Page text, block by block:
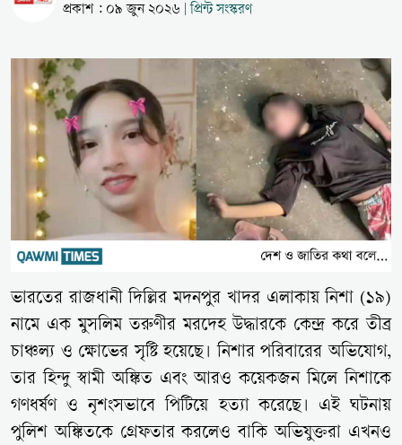
প্রকাশ : ০৯ জুন ২০২৬ প্রিন্ট সংস্করণ
ভারতের রাজধানী দিল্লির মদনপুর খাদর এলাকায় নিশা (১৯)
নামে এক মুসলিম তরুণীর মরদেহ উদ্ধারকে কেন্দ্র করে তীব্র
চাঞ্চল্য ও ক্ষোভের সৃষ্টি হয়েছে। নিশার পরিবারের অভিযোগ,
তার হিন্দু স্বামী অঙ্কিত এবং আরও কয়েকজন মিলে নিশাকে
গণধর্ষণ ও নৃশংসভাবে পিটিয়ে হত্যা করেছে। এই ঘটনায়
পুলিশ অঙ্কিতকে গ্রেফতার করলেও বাকি অভিযুক্তরা এখনও